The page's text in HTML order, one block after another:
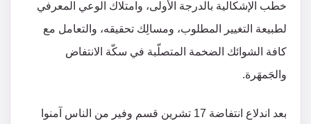
خطب الإشكالية بالدرجة الأولى، وامتلاك الوعي المعرفي
لطبيعة التغيير المطلوب، ومسالِك تحقيقه، والتعامل مع
كافة الشوائك الضخمة المتصلّبة في سكّة الانتفاض
والجَمهَرة.
بعد اندلاع انتفاضة 17 تشرين قسم وفير من الناس آمنوا